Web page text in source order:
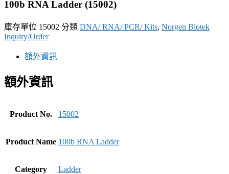
100b RNA Ladder (15002)
庫存單位 15002 分類 DNA/ RNA/ PCR/ Kits, Norgen Biotek
Inquiry/Order
額外資訊
額外資訊
Product No. 15002
Product Name 100b RNA Ladder
Category Ladder